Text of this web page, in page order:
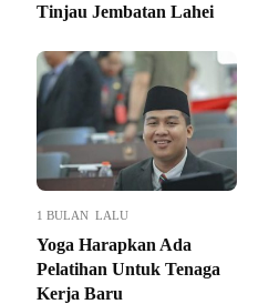
Tinjau Jembatan Lahei
1 BULAN LALU
Yoga Harapkan Ada
Pelatihan Untuk Tenaga
Kerja Baru